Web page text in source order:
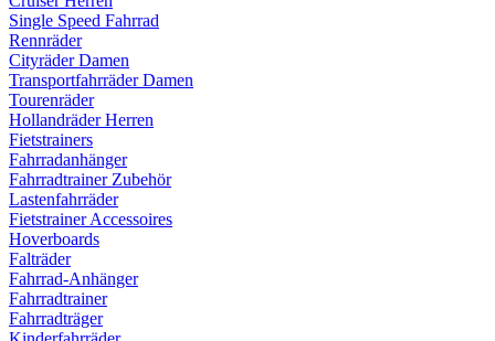
Single Speed Fahrrad
Rennräder
Cityräder Damen
Transportfahrräder Damen
Tourenräder
Hollandräder Herren
Fietstrainers
Fahrradanhänger
Fahrradtrainer Zubehör
Lastenfahrräder
Fietstrainer Accessoires
Hoverboards
Falträder
Fahrrad-Anhänger
Fahrradtrainer
Fahrradträger